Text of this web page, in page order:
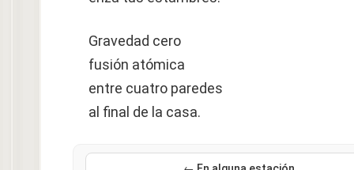
Gravedad cero
fusión atómica
entre cuatro paredes
al final de la casa.